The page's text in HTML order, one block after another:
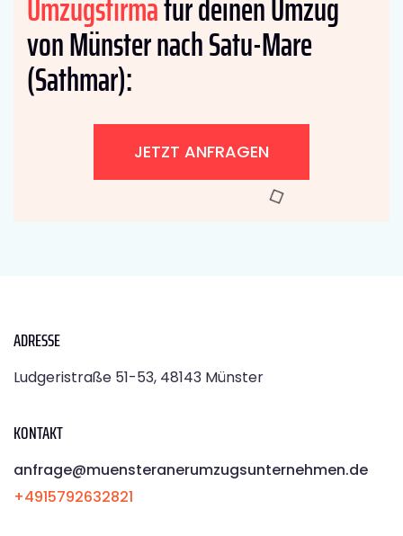
von Münster nach Satu-Mare
(Sathmar):
JETZT ANFRAGEN
ADRESSE
Ludgeristraße 51-53, 48143 Münster
KONTAKT
anfrage@muensteranerumzugsunternehmen.de
+4915792632821